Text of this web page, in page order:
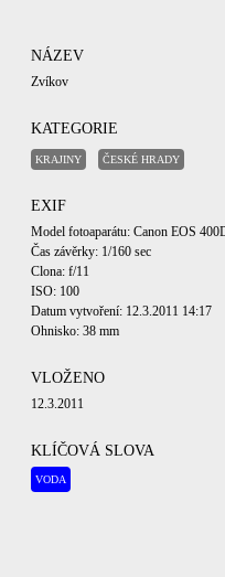
NÁZEV
Zvíkov
KATEGORIE
KRAJINY ČESKÉ HRADY
EXIF
Model fotoaparátu: Canon EOS
Čas závěrky: 1/160 sec
Clona: f/11
ISO: 100
Datum vytvoření: 12.3.2011 14:17
Ohnisko: 38 mm
VLOŽENO
12.3.2011
KLÍČOVÁ SLOVA
VODA